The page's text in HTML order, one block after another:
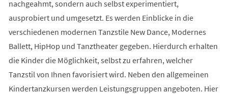
nachgeahmt, sondern auch selbst experimentiert,
ausprobiert und umgesetzt. Es werden Einblicke in die
verschiedenen modernen Tanzstile New Dance, Modernes
Ballett, HipHop und Tanztheater gegeben. Hierdurch erhalten
die Kinder die Möglichkeit, selbst zu erfahren, welcher
Tanzstil von Ihnen favorisiert wird. Neben den allgemeinen
Kindertanzkursen werden Leistungsgruppen angeboten. Hier